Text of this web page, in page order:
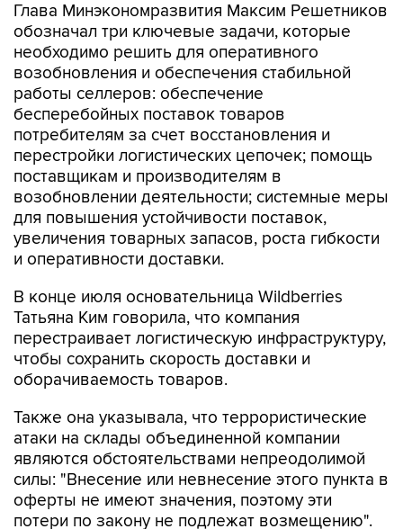
Глава Минэкономразвития Максим Решетников
обозначал три ключевые задачи, которые
необходимо решить для оперативного
возобновления и обеспечения стабильной
работы селлеров: обеспечение
бесперебойных поставок товаров
потребителям за счет восстановления и
перестройки логистических цепочек; помощь
поставщикам и производителям в
возобновлении деятельности; системные меры
для повышения устойчивости поставок,
увеличения товарных запасов, роста гибкости
и оперативности доставки.
В конце июля основательница Wildberries
Татьяна Ким говорила, что компания
перестраивает логистическую инфраструктуру,
чтобы сохранить скорость доставки и
оборачиваемость товаров.
Также она указывала, что террористические
атаки на склады объединенной компании
являются обстоятельствами непреодолимой
силы: "Внесение или невнесение этого пункта в
оферты не имеют значения, поэтому эти
потери по закону не подлежат возмещению".